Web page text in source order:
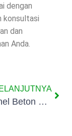
dengan
konsultasi
dan
Anda.
Pagar Panel Beton Precast Batusari Tangerang